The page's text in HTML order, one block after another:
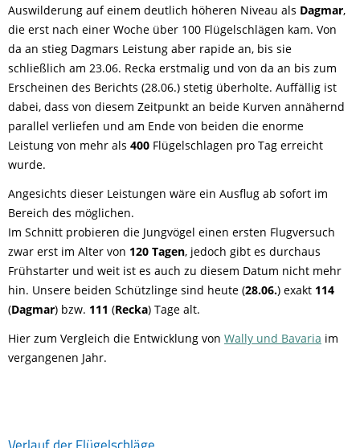
Auswilderung auf einem deutlich höheren Niveau als Dagmar,
die erst nach einer Woche über 100 Flügelschlägen kam. Von
da an stieg Dagmars Leistung aber rapide an, bis sie
schließlich am 23.06. Recka erstmalig und von da an bis zum
Erscheinen des Berichts (28.06.) stetig überholte. Auffällig ist
dabei, dass von diesem Zeitpunkt an beide Kurven annähernd
parallel verliefen und am Ende von beiden die enorme
Leistung von mehr als 400 Flügelschlagen pro Tag erreicht
wurde.
Angesichts dieser Leistungen wäre ein Ausflug ab sofort im
Bereich des möglichen.
Im Schnitt probieren die Jungvögel einen ersten Flugversuch
zwar erst im Alter von 120 Tagen, jedoch gibt es durchaus
Frühstarter und weit ist es auch zu diesem Datum nicht mehr
hin. Unsere beiden Schützlinge sind heute (28.06.) exakt 114
(Dagmar) bzw. 111 (Recka) Tage alt.
Hier zum Vergleich die Entwicklung von Wally und Bavaria im
vergangenen Jahr.